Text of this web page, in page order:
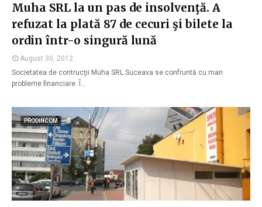
Muha SRL la un pas de insolvenţă. A
refuzat la plată 87 de cecuri şi bilete la
ordin într-o singură lună
August 30, 2012
Societatea de contrucţii Muha SRL Suceava se confruntă cu mari
probleme financiare. Î…
PRODINCOM